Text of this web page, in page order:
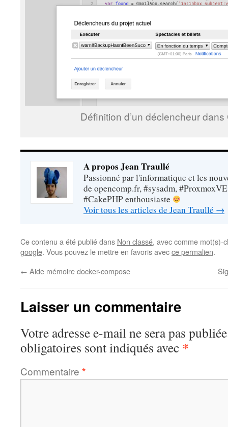
Définition d’un déclencheur
A propos Jean Traullé
Passionné par l'informatique et les
de opencomp.fr, #sysadm,
#CakePHP enthousiaste
Voir tous les articles de Jean Traullé →
Ce contenu a été publié dans Non classé, avec comme mot(s)-
google. Vous pouvez le mettre en favoris avecce permalien.
← Aide mémoire docker-compose
Laisser un commentaire
Votre adresse e-mail ne sera pas
obligatoires sont indiqués avec *
Commentaire *